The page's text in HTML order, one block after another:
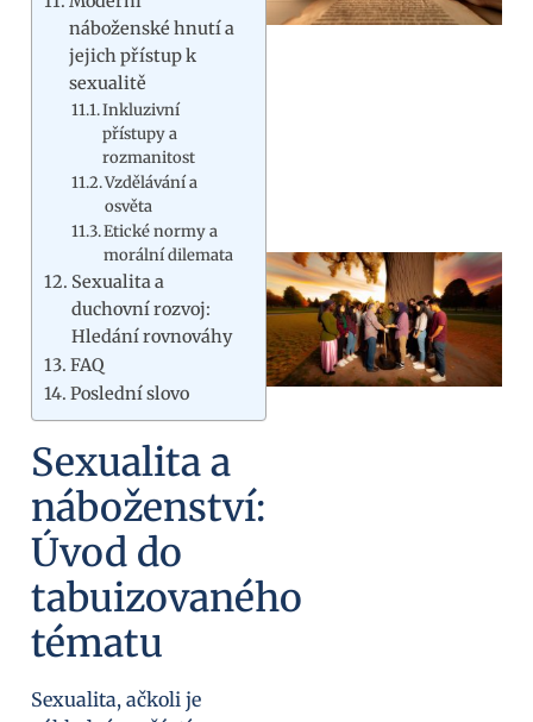
náboženské hnutí a
jejich přístup k
sexualitě
Inkluzivní
přístupy a
rozmanitost
Vzdělávání a
osvěta
Etické normy a
morální dilemata
Sexualita a
duchovní rozvoj:
Hledání rovnováhy
FAQ
Poslední slovo
Sexualita a
náboženství:
Úvod do
tabuizovaného
tématu
Sexualita, ačkoli je